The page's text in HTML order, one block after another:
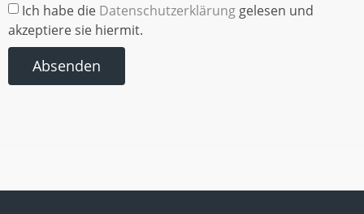
Ich habe die Datenschutzerklärung gelesen und
akzeptiere sie hiermit.
Absenden